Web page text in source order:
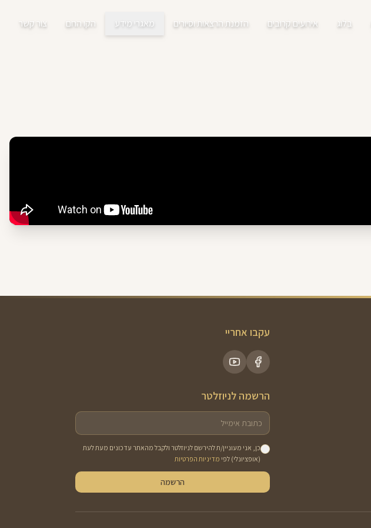
בלוג אירועים קרובים הזמנת הרצאות וסיורים מאגרי מידע הקו החם צור קשר
עקבו אחריי
הרשמה לניוזלטר
כן, אני מעוניין/ת להירשם לניוזלטר ולקבל מהאתר עדכונים מעת לעת
(אופציונלי) לפי מדיניות הפרטיות
הרשמה